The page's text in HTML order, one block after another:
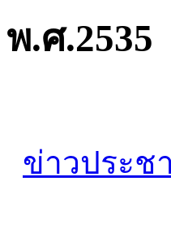
พ.ศ.2535
ข่าวประช